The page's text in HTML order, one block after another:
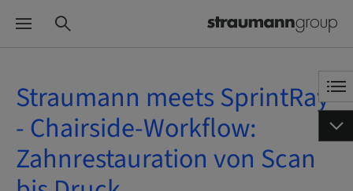
Straumann meets SprintRay
- Chairside-Workflow:
Zahnrestauration von Scan